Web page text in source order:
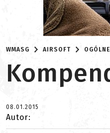
WMASG AIRSOFT OGÓLNE
08.01.2015
Autor: